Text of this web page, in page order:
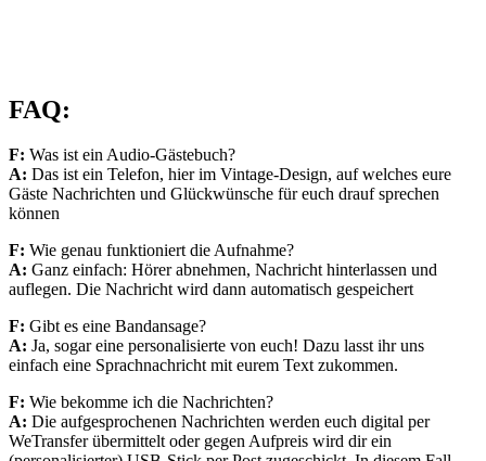
FAQ:
F: Was ist einAudio-Gästebuch?
A: Das ist ein Telefon, hier im Vintage-Design, aufwelches eure
Gäste Nachrichten und Glückwünsche für euch drauf sprechen
können
F: Wie genau funktioniertdie Aufnahme?
A: Ganz einfach: Hörer abnehmen, Nachricht hinterlassen und
auflegen. Die Nachricht wird dann automatisch gespeichert
F: Gibt es eine Bandansage?
A: Ja, sogareine personalisierte von euch! Dazu lasst ihr uns
einfach eine Sprachnachrichtmit eurem Textzukommen.
F: Wie bekomme ich die Nachrichten?
A: Die aufgesprochenen Nachrichten werden euch digital per
WeTransfer übermittelt oder gegen Aufpreis wird dir ein